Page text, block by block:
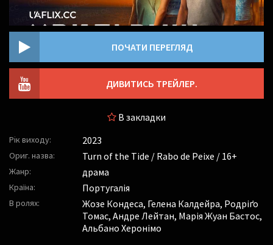
ПОЧАТИ ПЕРЕГЛЯД
ДИВИТИСЬ ТРЕЙЛЕР.
В закладки
Рік виходу: 2023
Ориг. назва: Turn of the Tide / Rabo de Peixe / 16+
Жанр: драма
Країна: Португалія
В ролях: Жозе Кондеса, Гелена Калдейра, Родріґо
Томас, Андре Лейтан, Марія Жуан Бастос,
Альбано Херонімо